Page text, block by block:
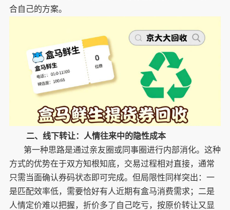
合自己的方案。
二、线下转让：人情往来中的隐性成本
第一种思路是通过亲友圈或同事圈进行内部消化。这种
方式的优势在于双方知根知底，交易过程相对直接，通常
只需当面确认券码状态即可完成。但局限性同样突出：一
是匹配效率低，需要恰好有人近期有盒马消费需求；二是
人情定价难以把握，折价多了自己吃亏，按原价转让又显